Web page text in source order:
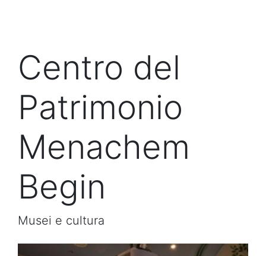
Centro del
Patrimonio
Menachem
Begin
Musei e cultura